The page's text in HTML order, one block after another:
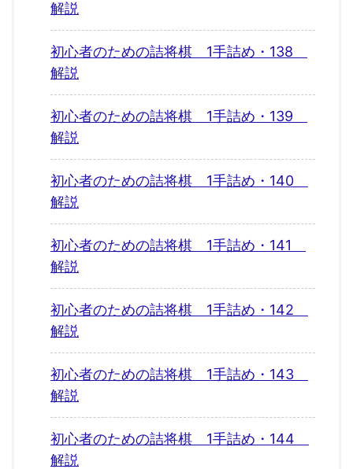
解説
初心者のための詰将棋 1手詰め・138
解説
初心者のための詰将棋 1手詰め・139
解説
初心者のための詰将棋 1手詰め・140
解説
初心者のための詰将棋 1手詰め・141
解説
初心者のための詰将棋 1手詰め・142
解説
初心者のための詰将棋 1手詰め・143
解説
初心者のための詰将棋 1手詰め・144
解説